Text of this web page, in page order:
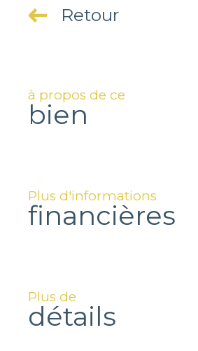
Retour
à propos de ce
bien
Plus d'informations
financières
Plus de
détails